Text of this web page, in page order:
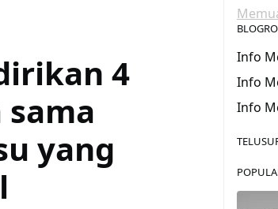
4
yang
Info
Info
Info